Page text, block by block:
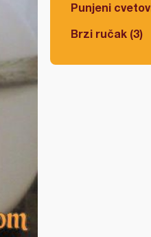
Punjeni
Brzi ručak (3)